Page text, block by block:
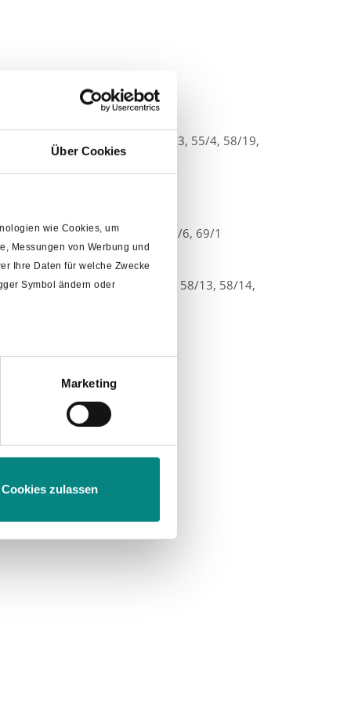
Über Cookies
wie Cookies, um
Messungen von Werbung und
Ihre Daten für welche Zwecke
Symbol ändern oder
Abschnitt Einzelheiten
Marketing
Cookies zulassen
(teilweise)
1, 50/5, 50/6, 54/3, 54/4, 55/3, 55/4, 58/19,
61/5 (teilweise), 61/6, 61/7, 67/6, 69/1
55/5, 55/6, 58/1, 58/4, 58/12, 58/13, 58/14,